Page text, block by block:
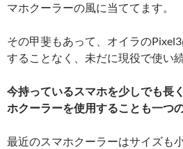
マホクーラーの風に当ててます。
その甲斐もあって、オイラの
することなく、未だに現役で使い
今持っているスマホを少しでも長
ホクーラーを使用することも一つの
最近のスマホクーラーはサイズも